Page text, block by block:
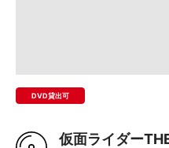
DVD貸出可
仮面ライダー